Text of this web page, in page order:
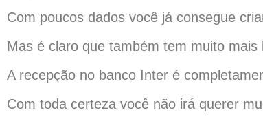
Com poucos dados você já consegue
Mas é claro que também tem muito
A recepção no banco Inter é
Com toda certeza você não irá querer